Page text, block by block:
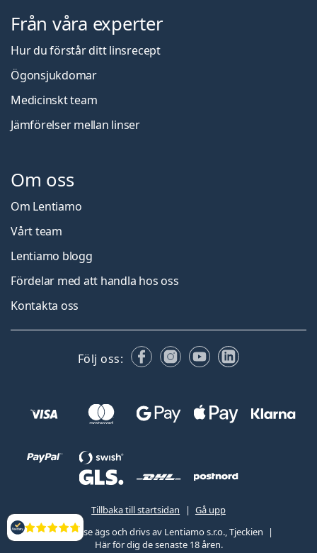
Recensioner
Från våra experter
Hur du förstår ditt linsrecept
Ögonsjukdomar
Medicinskt team
Jämförelser mellan linser
Om oss
Om Lentiamo
Vårt team
Lentiamo blogg
Fördelar med att handla hos oss
Kontakta oss
Följ oss: FacebookInstagram
YouTubeLinkedIn
Tillbaka till startsidan
Gå upp
Lentiamo.se ägs och drivs av Lentiamo s.r.o., Tjeckien
Här för dig de senaste 18 åren.